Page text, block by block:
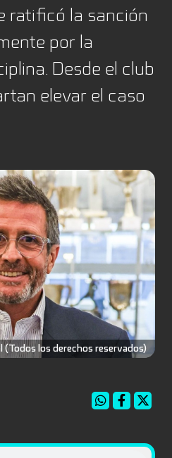
ratificó la sanción
por la
Desde el club
elevar el caso
(Todos los derechos reservados)